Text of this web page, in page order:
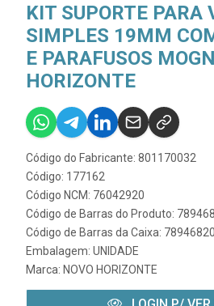
KIT SUPORTE PARA
SIMPLES 19MM
E PARAFUSOS
HORIZONTE
Código do Fabricante: 801170032
Código: 177162
Código NCM: 76042920
Código de Barras do Produto:
Código de Barras da Caixa:
Embalagem: UNIDADE
Marca: NOVO HORIZONTE